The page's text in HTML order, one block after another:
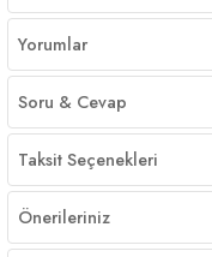
Yorumlar
Soru & Cevap
Taksit Seçenekleri
Önerileriniz